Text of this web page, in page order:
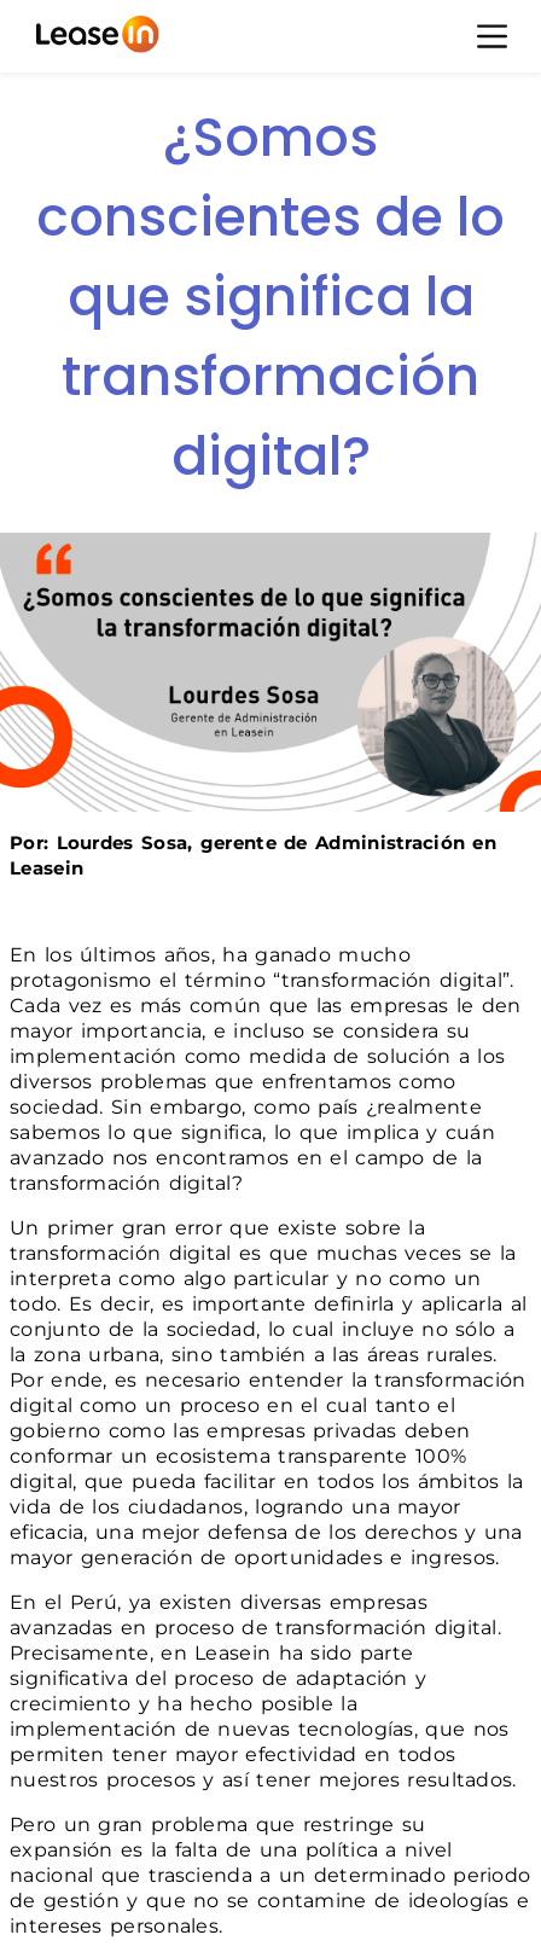
¿Somos
conscientes de lo
que significa la
transformación
digital?
Por: Lourdes Sosa, gerente de Administración en
Leasein
En los últimos años, ha ganado mucho
protagonismo el término “transformación digital”.
Cada vez es más común que las empresas le den
mayor importancia, e incluso se considera su
implementación como medida de solución a los
diversos problemas que enfrentamos como
sociedad. Sin embargo, como país ¿realmente
sabemos lo que significa, lo que implica y cuán
avanzado nos encontramos en el campo de la
transformación digital?
Un primer gran error que existe sobre la
transformación digital es que muchas veces se la
interpreta como algo particular y no como un
todo. Es decir, es importante definirla y aplicarla al
conjunto de la sociedad, lo cual incluye no sólo a
la zona urbana, sino también a las áreas rurales.
Por ende, es necesario entender la transformación
digital como un proceso en el cual tanto el
gobierno como las empresas privadas deben
conformar un ecosistema transparente 100%
digital, que pueda facilitar en todos los ámbitos la
vida de los ciudadanos, logrando una mayor
eficacia, una mejor defensa de los derechos y una
mayor generación de oportunidades e ingresos.
En el Perú, ya existen diversas empresas
avanzadas en proceso de transformación digital.
Precisamente, en Leasein ha sido parte
significativa del proceso de adaptación y
crecimiento y ha hecho posible la
implementación de nuevas tecnologías, que nos
permiten tener mayor efectividad en todos
nuestros procesos y así tener mejores resultados.
Pero un gran problema que restringe su
expansión es la falta de una política a nivel
nacional que trascienda a un determinado periodo
de gestión y que no se contamine de ideologías e
intereses personales.